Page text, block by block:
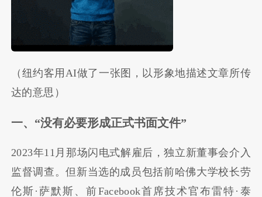
（纽约客用AI做了一张图，以形象地描述文章所传
达的意思）
一、“没有必要形成正式书面文件”
2023年11月那场闪电式解雇后，独立新董事会介入
监督调查。但新当选的成员包括前哈佛大学校长劳
伦斯·萨默斯、前Facebook首席技术官布雷特·泰